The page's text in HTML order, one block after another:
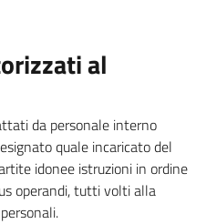
al
da personale interno
quale incaricato del
idonee istruzioni in ordine
operandi, tutti volti alla